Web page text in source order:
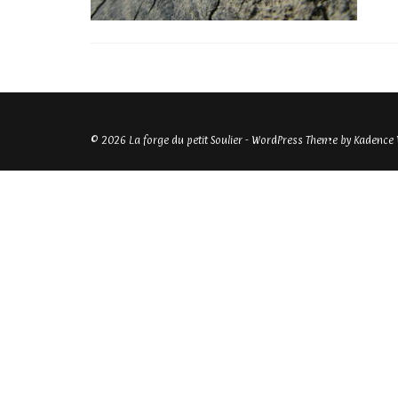
© 2026 La forge du petit Soulier - WordPress Theme by Kadence